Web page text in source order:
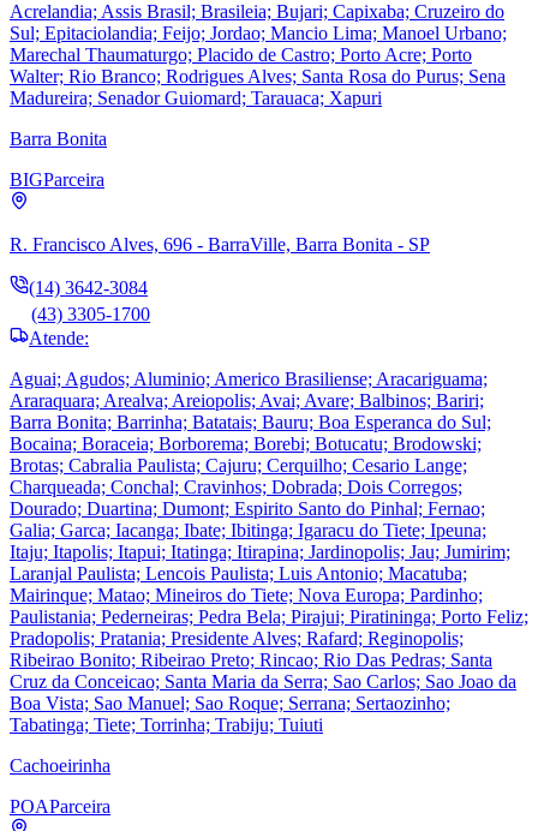
Acrelandia; Assis Brasil; Brasileia; Bujari; Capixaba; Cruzeiro do
Sul; Epitaciolandia; Feijo; Jordao; Mancio Lima; Manoel Urbano;
Marechal Thaumaturgo; Placido de Castro; Porto Acre; Porto
Walter; Rio Branco; Rodrigues Alves; Santa Rosa do Purus; Sena
Madureira; Senador Guiomard; Tarauaca; Xapuri
Barra Bonita
BIGParceira
R. Francisco Alves, 696 - BarraVille, Barra Bonita - SP
(14) 3642-3084
(43) 3305-1700
Atende:
Aguai; Agudos; Aluminio; Americo Brasiliense; Aracariguama;
Araraquara; Arealva; Areiopolis; Avai; Avare; Balbinos; Bariri;
Barra Bonita; Barrinha; Batatais; Bauru; Boa Esperanca do Sul;
Bocaina; Boraceia; Borborema; Borebi; Botucatu; Brodowski;
Brotas; Cabralia Paulista; Cajuru; Cerquilho; Cesario Lange;
Charqueada; Conchal; Cravinhos; Dobrada; Dois Corregos;
Dourado; Duartina; Dumont; Espirito Santo do Pinhal; Fernao;
Galia; Garca; Iacanga; Ibate; Ibitinga; Igaracu do Tiete; Ipeuna;
Itaju; Itapolis; Itapui; Itatinga; Itirapina; Jardinopolis; Jau; Jumirim;
Laranjal Paulista; Lencois Paulista; Luis Antonio; Macatuba;
Mairinque; Matao; Mineiros do Tiete; Nova Europa; Pardinho;
Paulistania; Pederneiras; Pedra Bela; Pirajui; Piratininga; Porto Feliz;
Pradopolis; Pratania; Presidente Alves; Rafard; Reginopolis;
Ribeirao Bonito; Ribeirao Preto; Rincao; Rio Das Pedras; Santa
Cruz da Conceicao; Santa Maria da Serra; Sao Carlos; Sao Joao da
Boa Vista; Sao Manuel; Sao Roque; Serrana; Sertaozinho;
Tabatinga; Tiete; Torrinha; Trabiju; Tuiuti
Cachoeirinha
POAParceira